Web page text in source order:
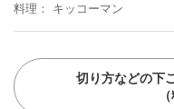
料理 キッコーマン
切り方などの下